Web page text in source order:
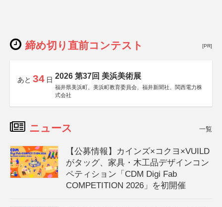
締め切り直前コンテスト [PR]
あと 34 日 2026 第37回 美浜美術展
福井県美浜町、美浜町教育委員会、福井新聞社、関西電力株
式会社
ニュース 一覧
【公募情報】カインズ×コクヨ×VUILD
がタッグ、家具・木工品デザインコン
ペティション「CDM Digi Fab
COMPETITION 2026」を初開催